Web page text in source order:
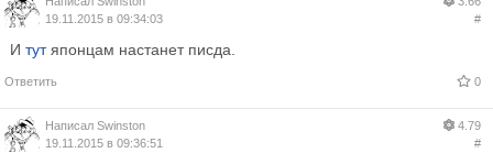
19.11.2015 в 09:34:03
#
И тутяпонцам настанет писда.
Ответить 0
Написал Swinston
19.11.2015 в 09:36:51
4.79
#